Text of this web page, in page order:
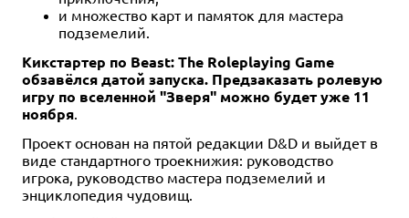
и множество карт и памяток для мастера
подземелий.
Кикстартер по Beast: The Roleplaying Game
обзавёлся датой запуска. Предзаказать ролевую
игру по вселенной "Зверя" можно будет уже 11
ноября
Проект основан на пятой редакции D&D и выйдет в
виде стандартного троекнижия: руководство
игрока, руководство мастера подземелий и
энциклопедия чудовищ.